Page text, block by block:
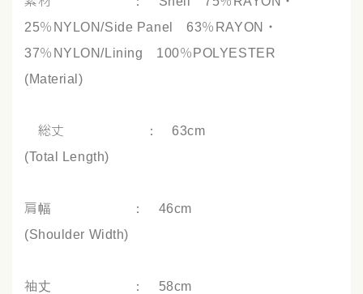
25％NYLON/Side Panel 63％RAYON・
37％NYLON/Lining 100％POLYESTER
(Material)
総丈 ： 63cm
(Total Length)
肩幅 ： 46cm
(Shoulder Width)
袖丈 ： 58cm